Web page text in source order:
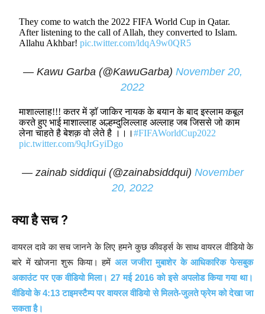
They come to watch the 2022 FIFA World Cup in Qatar.
After listening to the call of Allah, they converted to Islam.
Allahu Akhbar!pic.twitter.com/ldqA9w0QR5
— Kawu Garba (@KawuGarba) November 20,
2022
माशाल्लाह!!! कतर में ड़ाॅ जाकिर नायक के बयान के बाद इस्लाम कबूल
करते हुए भाई माशाल्लाह अल्हम्दुलिल्लाह अल्लाह जब जिससे जो काम
लेना चाहते है बेशक़ वो लेते है ।।।#FIFAWorldCup2022
pic.twitter.com/9qJrGyiDgo
— zainab siddiqui (@zainabsiddqui) November
20, 2022
क्या है सच ?
वायरल दावे का सच जानने के लिए हमने कुछ कीवर्ड्स के साथ वायरल वीडियो के
बारे में खोजना शुरू किया। हमें अल जजीरा मुबाशेर के आधिकारिक फेसबुक
अकाउंट पर एक वीडियो मिला। 27 मई 2016 को इसे अपलोड किया गया था।
वीडियो के 4:13 टाइमस्टैम्प पर वायरल वीडियो से मिलते-जुलते फ्रेम को देखा जा
सकता है।